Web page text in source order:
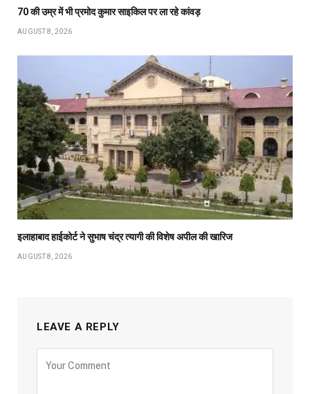
70 की उम्र में भी प्रमोद कुमार साइकिल पर ला रहे कांवड़
AUGUST 8, 2026
इलाहाबाद हाईकोर्ट ने सुभाष चंद्र त्यागी की विशेष अपील की खारिज
AUGUST 8, 2026
LEAVE A REPLY